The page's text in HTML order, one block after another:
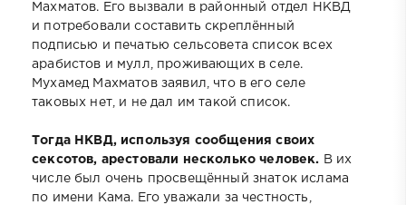
Махматов. Его вызвали в районный отдел НКВД
и потребовали составить скреплённый
подписью и печатью сельсовета список всех
арабистов и мулл, проживающих в селе.
Мухамед Махматов заявил, что в его селе
таковых нет, и не дал им такой список.
Тогда НКВД, используя сообщения своих
сексотов, арестовали несколько человек. В их
числе был очень просвещённый знаток ислама
по имени Кама. Его уважали за честность,